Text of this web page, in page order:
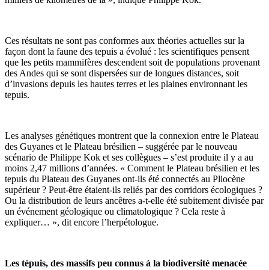
Ces résultats ne sont pas conformes aux théories actuelles sur la
façon dont la faune des tepuis a évolué : les scientifiques pensent
que les petits mammifères descendent soit de populations provenant
des Andes qui se sont dispersées sur de longues distances, soit
d’invasions depuis les hautes terres et les plaines environnant les
tepuis.
Les analyses génétiques montrent que la connexion entre le Plateau
des Guyanes et le Plateau brésilien – suggérée par le nouveau
scénario de Philippe Kok et ses collègues – s’est produite il y a au
moins 2,47 millions d’années. « Comment le Plateau brésilien et les
tepuis du Plateau des Guyanes ont-ils été connectés au Pliocène
supérieur ? Peut-être étaient-ils reliés par des corridors écologiques ?
Ou la distribution de leurs ancêtres a-t-elle été subitement divisée par
un événement géologique ou climatologique ? Cela reste à
expliquer… », dit encore l’herpétologue.
Les tépuis, des massifs peu connus à la biodiversité menacée